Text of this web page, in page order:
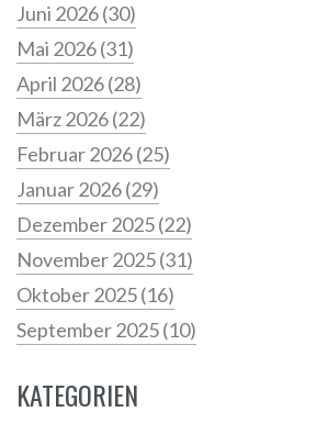
Juni 2026(30)
Mai 2026(31)
April 2026(28)
März 2026(22)
Februar 2026(25)
Januar 2026(29)
Dezember 2025(22)
November 2025(31)
Oktober 2025(16)
September 2025(10)
KATEGORIEN